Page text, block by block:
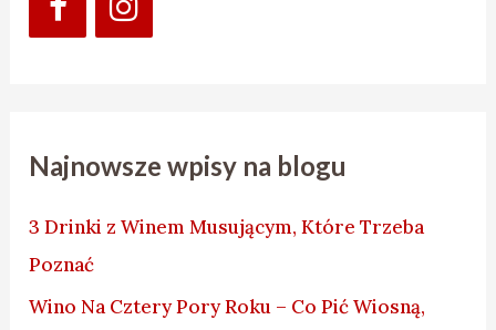
Najnowsze wpisy na blogu
3 Drinki z Winem Musującym, Które Trzeba
Poznać
Wino Na Cztery Pory Roku – Co Pić Wiosną,